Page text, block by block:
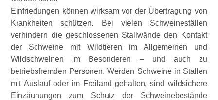
Einfriedungen können wirksam vor der Übertragung von
Krankheiten schützen. Bei vielen Schweineställen
verhindern die geschlossenen Stallwände den Kontakt
der Schweine mit Wildtieren im Allgemeinen und
Wildschweinen im Besonderen – und auch zu
betriebsfremden Personen. Werden Schweine in Stallen
mit Auslauf oder im Freiland gehalten, sind wildsichere
Einzäunungen zum Schutz der Schweinebestände